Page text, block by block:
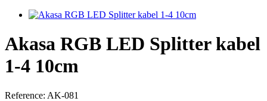
Akasa RGB LED Splitter kabel
1-4 10cm
Reference: AK-081